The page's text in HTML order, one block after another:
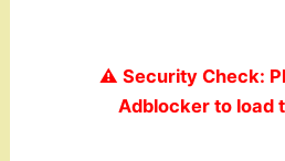
⚠️ Security Check:
Adblocker to load